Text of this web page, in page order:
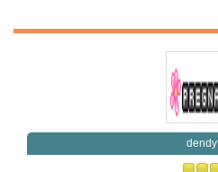
dendy